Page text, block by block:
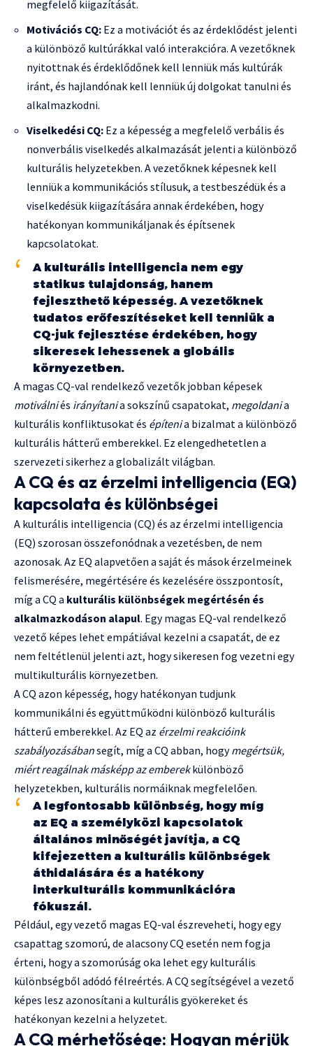
megfelelő kiigazítását.
Motivációs CQ: Ez a motivációt és az érdeklődést jelenti
a különböző kultúrákkal való interakcióra. A vezetőknek
nyitottnak és érdeklődőnek kell lenniük más kultúrák
iránt, és hajlandónak kell lenniük új dolgokat tanulni és
alkalmazkodni.
Viselkedési CQ: Ez a képesség a megfelelő verbális és
nonverbális viselkedés alkalmazását jelenti a különböző
kulturális helyzetekben. A vezetőknek képesnek kell
lenniük a kommunikációs stílusuk, a testbeszédük és a
viselkedésük kiigazítására annak érdekében, hogy
hatékonyan kommunikáljanak és építsenek
kapcsolatokat.
A kulturális intelligencia nem egy
statikus tulajdonság, hanem
fejleszthető képesség. A vezetőknek
tudatos erőfeszítéseket kell tenniük a
CQ-juk fejlesztése érdekében, hogy
sikeresek lehessenek a globális
környezetben.
A magas CQ-val rendelkező vezetők jobban képesek
motiválniés irányítania sokszínű csapatokat, megoldania
kulturális konfliktusokat és építenia bizalmat a különböző
kulturális hátterű emberekkel. Ez elengedhetetlen a
szervezeti sikerhez a globalizált világban.
A CQ és az érzelmi intelligencia (EQ)
kapcsolata és különbségei
A kulturális intelligencia (CQ) és az érzelmi intelligencia
(EQ) szorosan összefonódnak a vezetésben, de nem
azonosak. Az EQ alapvetően a saját és mások érzelmeinek
felismerésére, megértésére és kezelésére összpontosít,
míg a CQ a kulturális különbségek megértésén és
alkalmazkodáson alapul. Egy magas EQ-val rendelkező
vezető képes lehet empátiával kezelni a csapatát, de ez
nem feltétlenül jelenti azt, hogy sikeresen fog vezetni egy
multikulturális környezetben.
A CQ azon képesség, hogy hatékonyan tudjunk
kommunikálni és együttműködni különböző kulturális
hátterű emberekkel. Az EQ az érzelmi reakcióink
szabályozásábansegít, míg a CQ abban, hogymegértsük,
miért reagálnak másképp az emberekkülönböző
helyzetekben, kulturális normáiknak megfelelően.
A legfontosabb különbség, hogy míg
az EQ a személyközi kapcsolatok
általános minőségét javítja, a CQ
kifejezetten a kulturális különbségek
áthidalására és a hatékony
interkulturális kommunikációra
fókuszál.
Például, egy vezető magas EQ-val észreveheti, hogy egy
csapattag szomorú, de alacsony CQ esetén nem fogja
érteni, hogy a szomorúság oka lehet egy kulturális
különbségből adódó félreértés. A CQ segítségével a vezető
képes lesz azonosítani a kulturális gyökereket és
hatékonyan kezelni a helyzetet.
A CQ mérhetősége: Hogyan mérjük